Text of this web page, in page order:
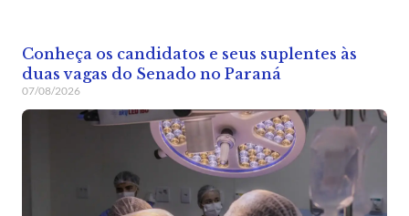
Conheça os candidatos e seus suplentes às
duas vagas do Senado no Paraná
07/08/2026